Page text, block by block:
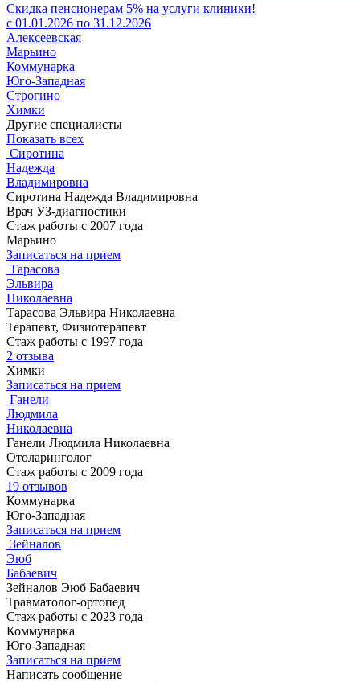
Скидка пенсионерам 5% на услуги клиники!
с 01.01.2026 по 31.12.2026
Алексеевская
Марьино
Коммунарка
Юго-Западная
Строгино
Химки
Другие специалисты
Показать всех
Сиротина
Надежда
Владимировна
Сиротина Надежда Владимировна
Врач УЗ-диагностики
Стаж работы с 2007 года
Марьино
Записаться на прием
Тарасова
Эльвира
Николаевна
Тарасова Эльвира Николаевна
Терапевт, Физиотерапевт
Стаж работы с 1997 года
2 отзыва
Химки
Записаться на прием
Ганели
Людмила
Николаевна
Ганели Людмила Николаевна
Отоларинголог
Стаж работы с 2009 года
19 отзывов
Коммунарка
Юго-Западная
Записаться на прием
Зейналов
Эюб
Бабаевич
Зейналов Эюб Бабаевич
Травматолог-ортопед
Стаж работы с 2023 года
Коммунарка
Юго-Западная
Записаться на прием
Написать сообщение